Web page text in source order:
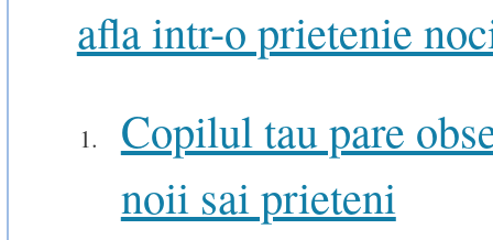
afla intr-o prietenie
Copilul tau pare
noii sai prieteni